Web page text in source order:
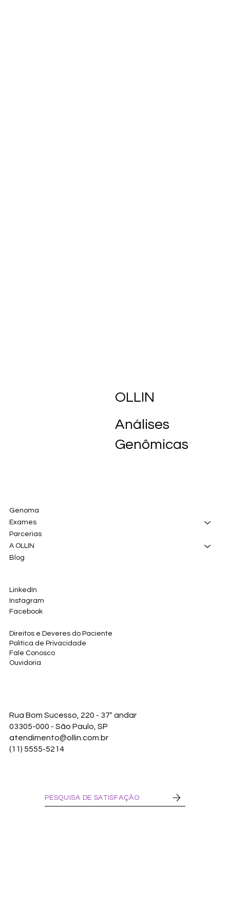
OLLIN
Análises
Genômicas
Genoma
Exames
Parcerias
A OLLIN
Blog
LinkedIn
Instagram
Facebook
Direitos e Deveres do Paciente
Política de Privacidade
Fale Conosco
Ouvidoria
Rua Bom Sucesso, 220 - 37º andar
03305-000 - São Paulo, SP
atendimento@ollin.com.br
(11) 5555-5214
PESQUISA DE SATISFAÇÃO